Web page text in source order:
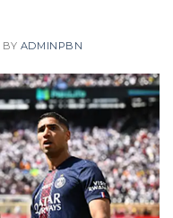
BY ADMINPBN